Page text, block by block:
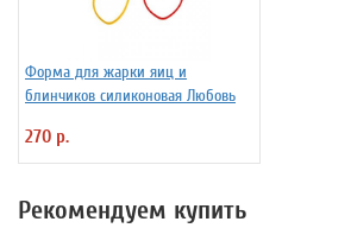
Форма для жарки яиц и
блинчиков силиконовая Любовь
270 р.
Рекомендуем купить